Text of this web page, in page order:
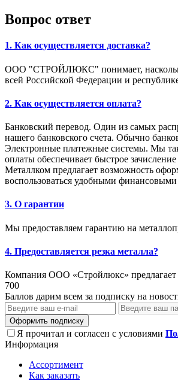
Вопрос ответ
1. Как осуществляется доставка?
ООО "СТРОЙЛЮКС" понимает, насколько
всей Российской Федерации и
2. Как осуществляется оплата?
Банковский перевод. Один из самых
нашего банковского счета. Обычно
Электронные платежные системы. Мы
оплаты обеспечивает быстрое
Металлком предлагает возможность
воспользоваться удобными
3. О гарантии
Мы предоставляем гарантию на
4. Предоставляется резка металла?
Компания ООО «Стройлюкс» предлагает
700
Баллов дарим всем за подписку на
Оформить подписку
Я прочитал и согласен с условиями
Информация
Ассортимент
Как заказать